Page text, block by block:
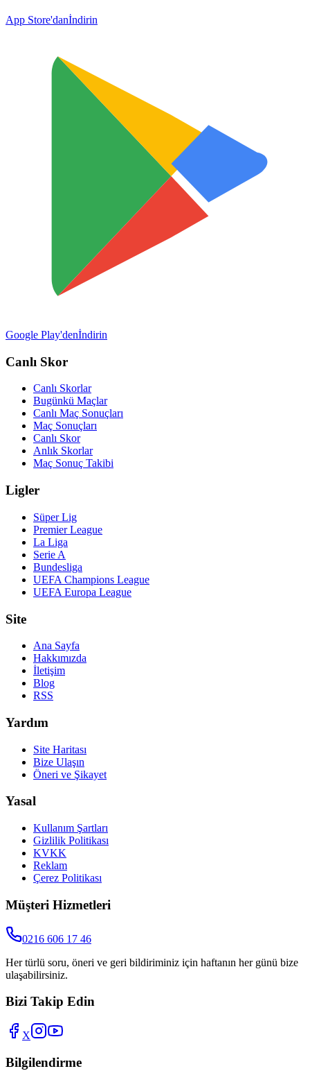
App Store'danİndirin
Google Play'denİndirin
Canlı Skor
Canlı Skorlar
Bugünkü Maçlar
Canlı Maç Sonuçları
Maç Sonuçları
Canlı Skor
Anlık Skorlar
Maç Sonuç Takibi
Ligler
Süper Lig
Premier League
La Liga
Serie A
Bundesliga
UEFA Champions League
UEFA Europa League
Site
Ana Sayfa
Hakkımızda
İletişim
Blog
RSS
Yardım
Site Haritası
Bize Ulaşın
Öneri ve Şikayet
Yasal
Kullanım Şartları
Gizlilik Politikası
KVKK
Reklam
Çerez Politikası
Müşteri Hizmetleri
0216 606 17 46
Her türlü soru, öneri ve geri bildiriminiz için haftanın her günü bize
ulaşabilirsiniz.
Bizi Takip Edin
X
Bilgilendirme